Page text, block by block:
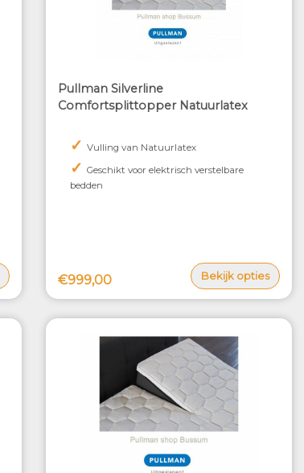
Pullman Silverline
Comfortsplittopper Natuurlatex
✓ Vulling van Natuurlatex
✓ Geschikt voor elektrisch verstelbare
bedden
€999,00 Bekijk opties